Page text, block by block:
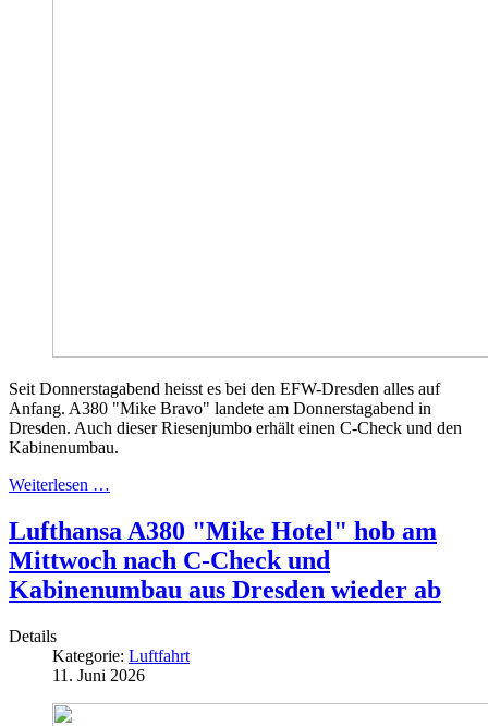
Seit Donnerstagabend heisst es bei den EFW-Dresden alles auf
Anfang. A380 "Mike Bravo" landete am Donnerstagabend in
Dresden. Auch dieser Riesenjumbo erhält einen C-Check und den
Kabinenumbau.
Weiterlesen …
Lufthansa A380 "Mike Hotel" hob am
Mittwoch nach C-Check und
Kabinenumbau aus Dresden wieder ab
Details
Kategorie: Luftfahrt
11. Juni 2026